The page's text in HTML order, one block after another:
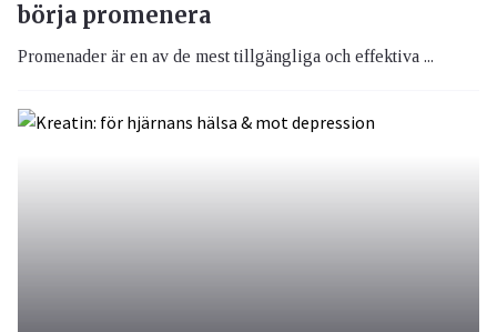
börja promenera
Promenader är en av de mest tillgängliga och effektiva ...